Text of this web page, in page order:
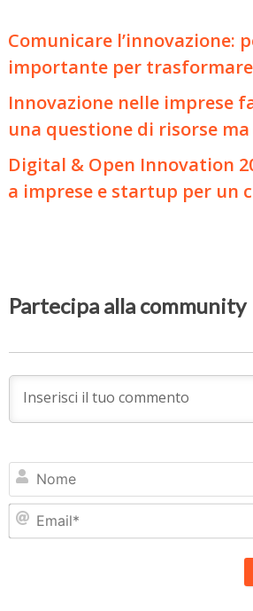
Comunicare l’innovazione:
importante per trasformare
Innovazione nelle imprese
una questione di risorse
Digital & Open Innovation
a imprese e startup per un
Partecipa alla community